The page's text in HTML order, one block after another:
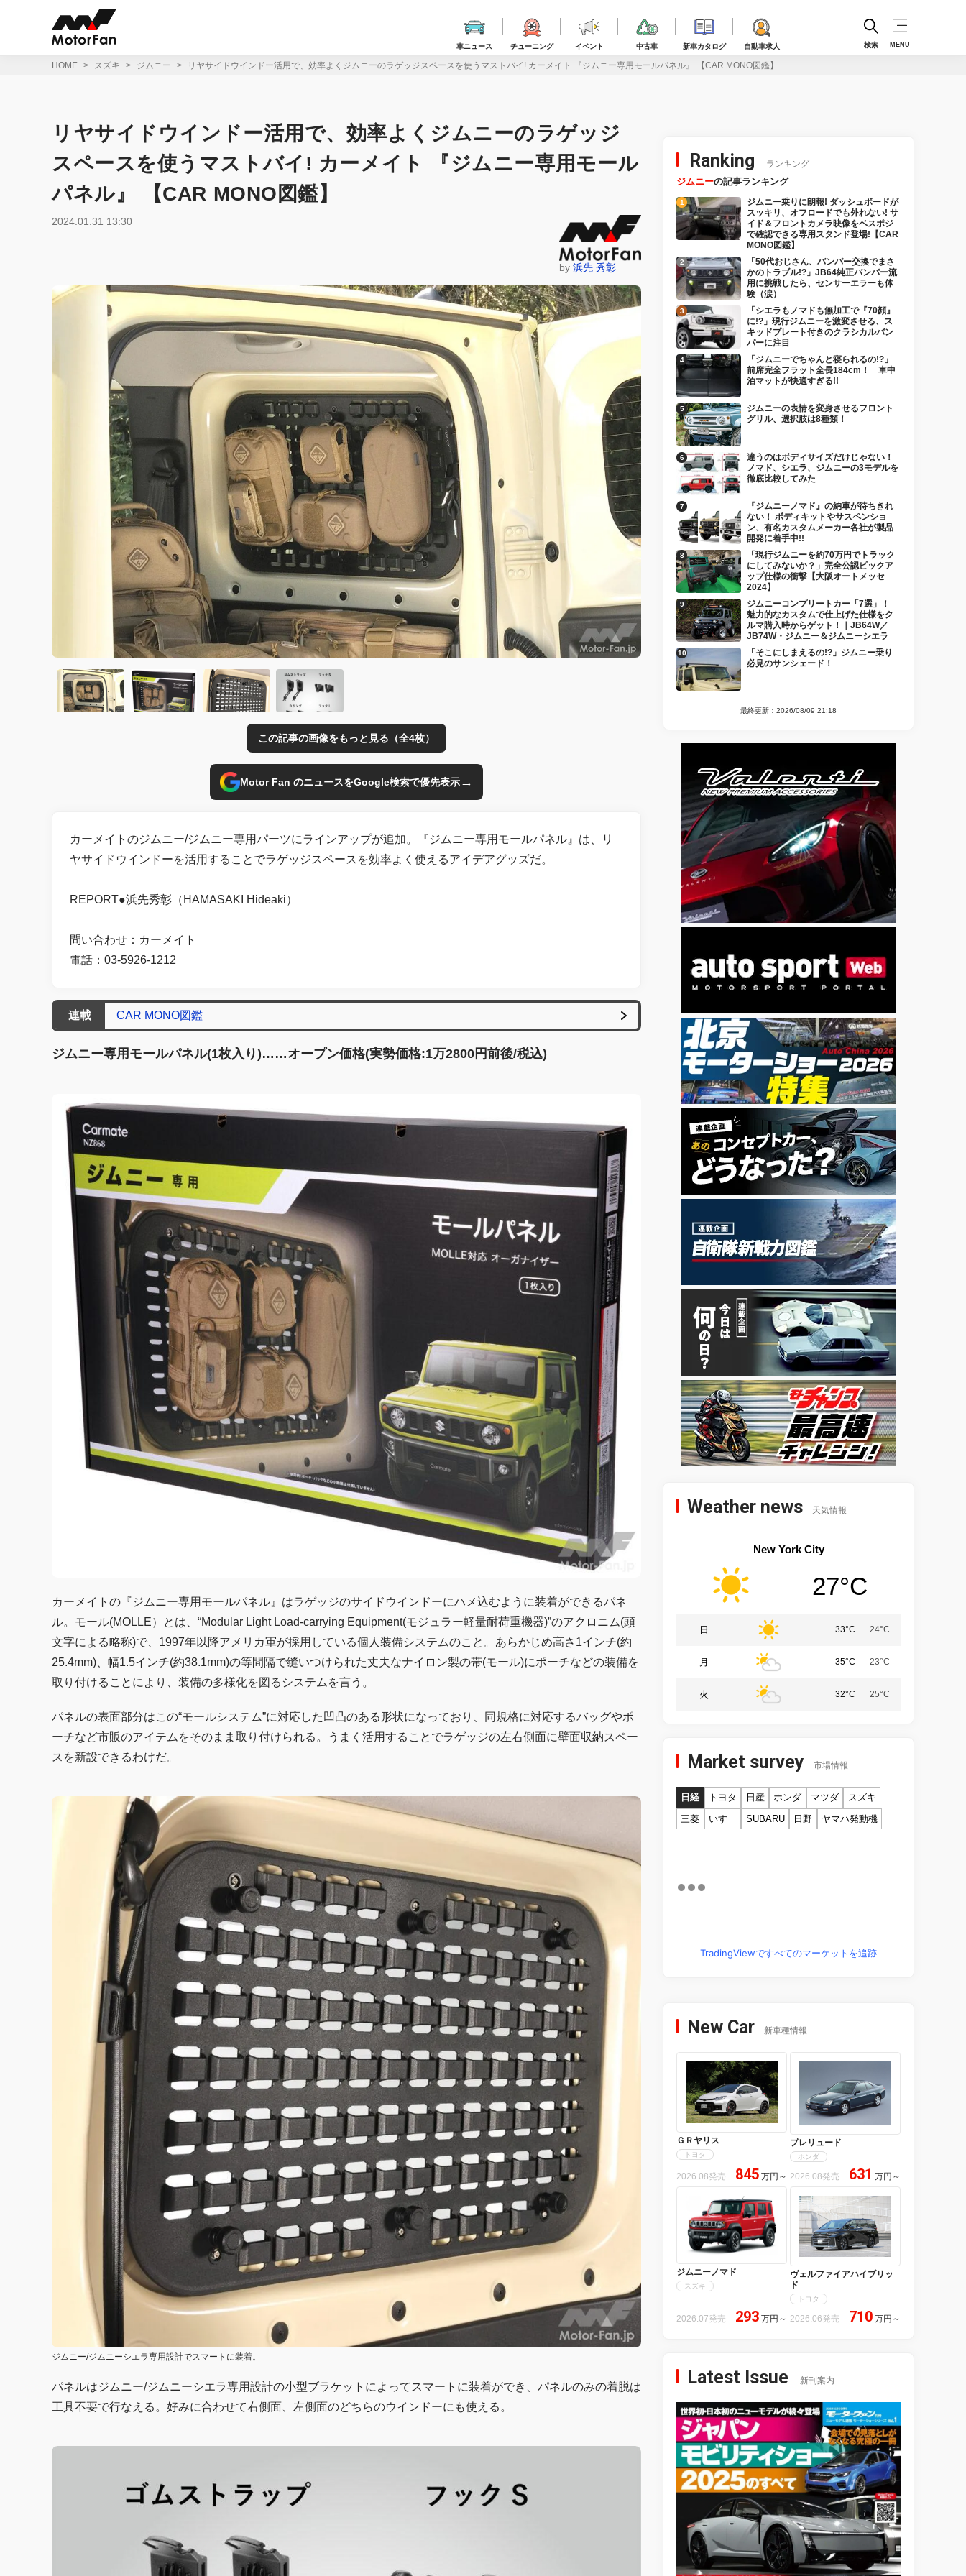
車ニュース チューニング イベント 中古車 新車カタログ 自動車求人 検索 MENU
HOME スズキ ジムニー リヤサイドウインドー活用で、効率よくジムニーのラゲッジスペースを使うマストバイ! カーメイト 『ジムニー専用モールパネル』 【CAR MONO図鑑】
リヤサイドウインドー活用で、効率よくジムニーのラゲッジ
スペースを使うマストバイ! カーメイト 『ジムニー専用モール
パネル』 【CAR MONO図鑑】
2024.01.31 13:30
by 浜先 秀彰
この記事の画像をもっと見る（全4枚）
Motor Fan のニュースをGoogle検索で優先表示→
カーメイトのジムニー/ジムニー専用パーツにラインアップが追加。『ジムニー専用モールパネル』は、リ
ヤサイドウインドーを活用することでラゲッジスペースを効率よく使えるアイデアグッズだ。
REPORT●浜先秀彰（HAMASAKI Hideaki）
問い合わせ：カーメイト
電話：03-5926-1212
連載 CAR MONO図鑑
ジムニー専用モールパネル(1枚入り)……オープン価格(実勢価格:1万2800円前後/税込)
カーメイトの『ジムニー専用モールパネル』はラゲッジのサイドウインドーにハメ込むように装着ができるパネ
ル。モール(MOLLE）とは、“Modular Light Load-carrying Equipment(モジュラー軽量耐荷重機器)”のアクロニム(頭
文字による略称)で、1997年以降アメリカ軍が採用している個人装備システムのこと。あらかじめ高さ1インチ(約
25.4mm)、幅1.5インチ(約38.1mm)の等間隔で縫いつけられた丈夫なナイロン製の帯(モール)にポーチなどの装備を
取り付けることにより、装備の多様化を図るシステムを言う。
パネルの表面部分はこの“モールシステム”に対応した凹凸のある形状になっており、同規格に対応するバッグやポ
ーチなど市販のアイテムをそのまま取り付けられる。うまく活用することでラゲッジの左右側面に壁面収納スペー
スを新設できるわけだ。
ジムニー/ジムニーシエラ専用設計でスマートに装着。
パネルはジムニー/ジムニーシエラ専用設計の小型ブラケットによってスマートに装着ができ、パネルのみの着脱は
工具不要で行なえる。好みに合わせて右側面、左側面のどちらのウインドーにも使える。
Ranking ランキング
ジムニーの記事ランキング
ジムニー乗りに朗報! ダッシュボードが
スッキリ、オフロードでも外れない! サ
イド＆フロントカメラ映像をベスポジ
で確認できる専用スタンド登場!【CAR
MONO図鑑】
「50代おじさん、バンパー交換でまさ
かのトラブル!?」JB64純正バンパー流
用に挑戦したら、センサーエラーも体
験（涙）
「シエラもノマドも無加工で『70顔』
に!?」現行ジムニーを激変させる、ス
キッドプレート付きのクラシカルバン
パーに注目
「ジムニーでちゃんと寝られるの!?」
前席完全フラット全長184cm！ 車中
泊マットが快適すぎる!!
ジムニーの表情を変身させるフロント
グリル、選択肢は8種類！
違うのはボディサイズだけじゃない！
ノマド、シエラ、ジムニーの3モデルを
徹底比較してみた
『ジムニーノマド』の納車が待ちきれ
ない！ ボディキットやサスペンショ
ン、有名カスタムメーカー各社が製品
開発に着手中!!
「現行ジムニーを約70万円でトラック
にしてみないか？」完全公認ピックア
ップ仕様の衝撃【大阪オートメッセ
2024】
ジムニーコンプリートカー「7選」！
魅力的なカスタムで仕上げた仕様をク
ルマ購入時からゲット！｜JB64W／
JB74W・ジムニー＆ジムニーシエラ
「そこにしまえるの!?」ジムニー乗り
必見のサンシェード！
最終更新：2026/08/09 21:18
Weather news 天気情報
New York City
27°C
日 33°C 24°C
月 35°C 23°C
火 32°C 25°C
Market survey 市場情報
日経 トヨタ 日産 ホンダ マツダ
スズキ
三菱
いすゞ SUBARU 日野 ヤマハ発動機
TradingViewですべてのマーケットを追跡
New Car 新車種情報
ＧＲヤリス
トヨタ
2026.08発売 845 万円 ～
プレリュード
ホンダ
2026.08発売 631 万円 ～
ジムニーノマド
スズキ
2026.07発売 293 万円 ～
ヴェルファイアハイブリッ
ド
トヨタ
2026.06発売 710 万円 ～
Latest Issue 新刊案内